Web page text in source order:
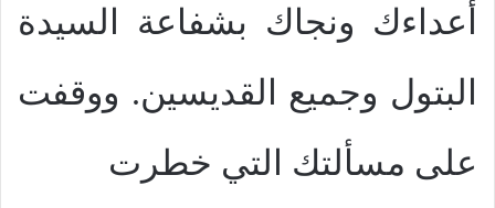
أعداءك ونجاك بشفاعة السيدة
البتول وجميع القديسين. ووقفت
على مسألتك التي خطرت